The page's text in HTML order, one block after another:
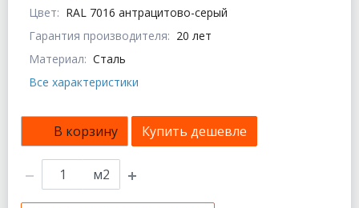
Цвет: RAL 7016 антрацитово-серый
Гарантия производителя: 20 лет
Материал: Сталь
Все характеристики
В корзину Купить дешевле
м2